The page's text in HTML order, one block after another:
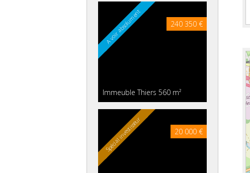
A voir absolument 240 350 €
Immeuble Thiers 560 m²
Spécial investisseur 20 000 €